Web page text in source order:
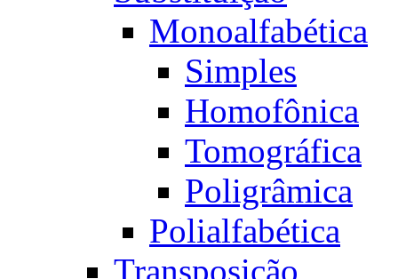
Monoalfabética
Simples
Homofônica
Tomográfica
Poligrâmica
Polialfabética
Transposição